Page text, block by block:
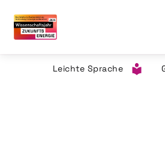
Leichte Sprache